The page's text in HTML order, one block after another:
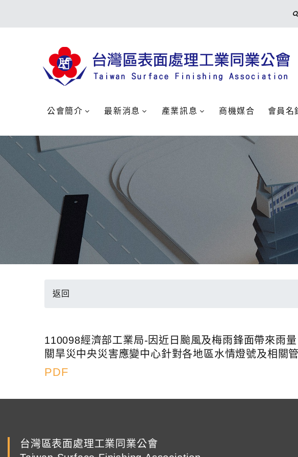
公會簡介 最新消息 產業訊息 商機媒合 會員名
返回
110098經濟部工業局-因近日颱風及梅雨鋒面帶來雨
關旱災中央災害應變中心針對各地區水情燈號及相關
PDF
台灣區表面處理工業同業公會